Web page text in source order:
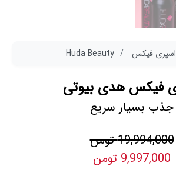
اسپری فیکس Huda Beauty
فیکس هدی بیوتی
جذب بسیار سریع
19,994,000 تومن
9,997,000 تومن